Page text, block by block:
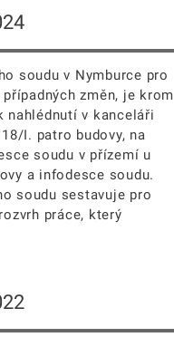
soudu v Nymburce pro
změn, je krom
nahlédnutí v kanceláři
I. patro budovy, na
soudu v přízemí u
a infodesce soudu.
soudu sestavuje pro
práce, který